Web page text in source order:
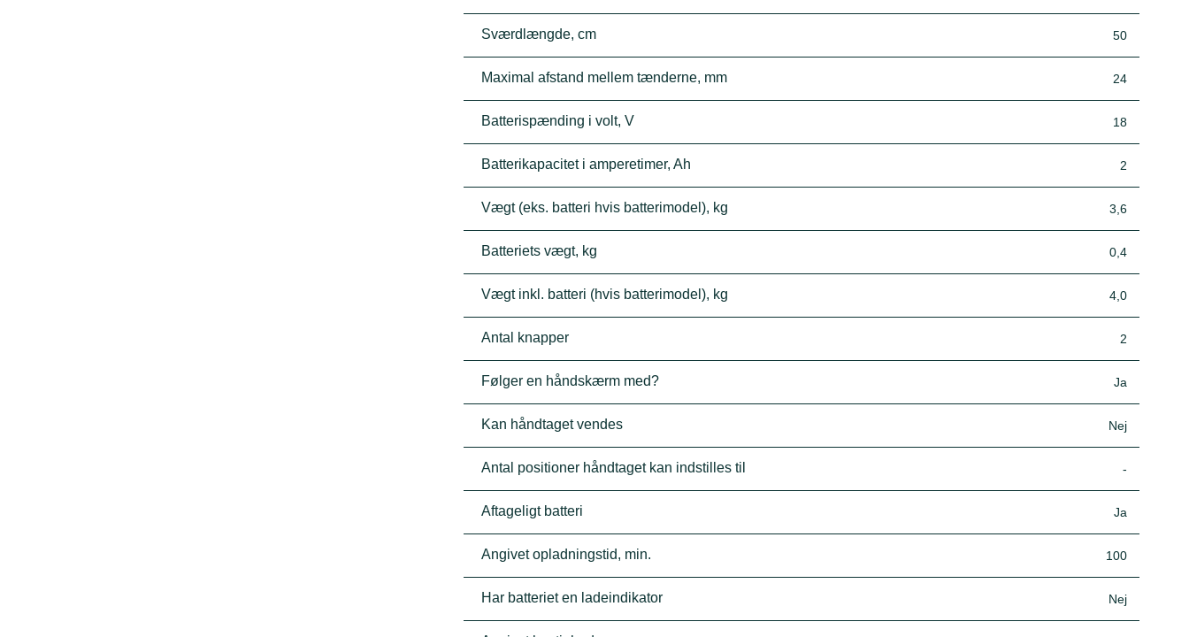
Sværdlængde, cm 50
Maximal afstand mellem tænderne, mm 24
Batterispænding i volt, V 18
Batterikapacitet i amperetimer, Ah 2
Vægt (eks. batteri hvis batterimodel), kg 3,6
Batteriets vægt, kg 0,4
Vægt inkl. batteri (hvis batterimodel), kg 4,0
Antal knapper 2
Følger en håndskærm med? Ja
Kan håndtaget vendes Nej
Antal positioner håndtaget kan indstilles til -
Aftageligt batteri Ja
Angivet opladningstid, min. 100
Har batteriet en ladeindikator Nej